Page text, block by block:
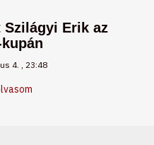
Erik az
4. 23:48